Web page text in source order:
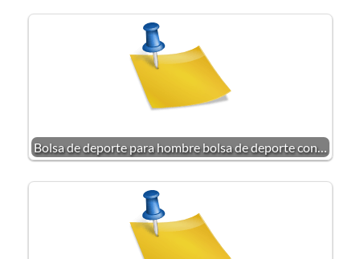
Bolsa de deporte para hombre bolsa de deporte con…